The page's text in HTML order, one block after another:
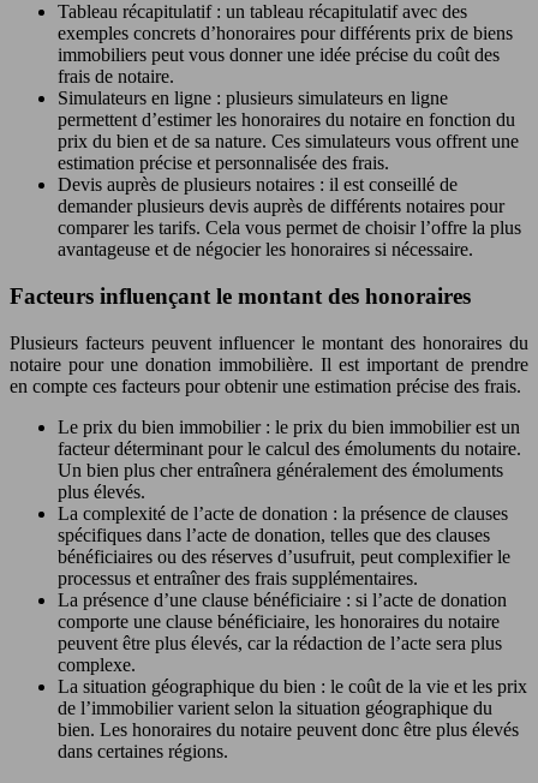
Tableau récapitulatif : un tableau récapitulatif avec des
exemples concrets d’honoraires pour différents prix de biens
immobiliers peut vous donner une idée précise du coût des
frais de notaire.
Simulateurs en ligne : plusieurs simulateurs en ligne
permettent d’estimer les honoraires du notaire en fonction du
prix du bien et de sa nature. Ces simulateurs vous offrent une
estimation précise et personnalisée des frais.
Devis auprès de plusieurs notaires : il est conseillé de
demander plusieurs devis auprès de différents notaires pour
comparer les tarifs. Cela vous permet de choisir l’offre la plus
avantageuse et de négocier les honoraires si nécessaire.
Facteurs influençant le montant des honoraires
Plusieurs facteurs peuvent influencer le montant des honoraires du
notaire pour une donation immobilière. Il est important de prendre
en compte ces facteurs pour obtenir une estimation précise des frais.
Le prix du bien immobilier : le prix du bien immobilier est un
facteur déterminant pour le calcul des émoluments du notaire.
Un bien plus cher entraînera généralement des émoluments
plus élevés.
La complexité de l’acte de donation : la présence de clauses
spécifiques dans l’acte de donation, telles que des clauses
bénéficiaires ou des réserves d’usufruit, peut complexifier le
processus et entraîner des frais supplémentaires.
La présence d’une clause bénéficiaire : si l’acte de donation
comporte une clause bénéficiaire, les honoraires du notaire
peuvent être plus élevés, car la rédaction de l’acte sera plus
complexe.
La situation géographique du bien : le coût de la vie et les prix
de l’immobilier varient selon la situation géographique du
bien. Les honoraires du notaire peuvent donc être plus élevés
dans certaines régions.